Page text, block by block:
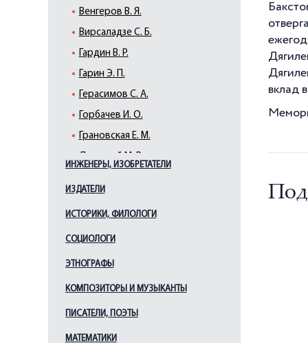
Венгеров В. Я.
Вирсаладзе С. Б.
Гардин В. Р.
Гарин Э. П.
Герасимов С. А.
Горбачев И. О.
Грановская Е. М.
Евреинов Н. Н.
Ершов И. В.
Жаков О. П.
ИНЖЕНЕРЫ, ИЗОБРЕТАТЕЛИ
ИЗДАТЕЛИ
ИСТОРИКИ, ФИЛОЛОГИ
СОЦИОЛОГИ
ЭТНОГРАФЫ
КОМПОЗИТОРЫ И МУЗЫКАНТЫ
ПИСАТЕЛИ, ПОЭТЫ
МАТЕМАТИКИ
вклад